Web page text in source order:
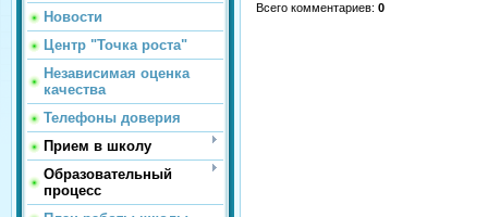
Новости
Центр "Точка роста"
Независимая оценка
качества
Телефоны доверия
Прием в школу
Образовательный
процесс
Всего комментариев: 0